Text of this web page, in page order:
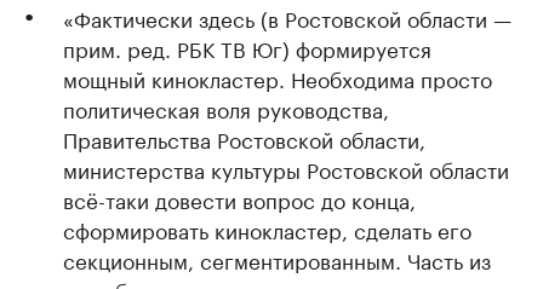
«Фактически здесь (в Ростовской области —
прим. ред. РБК ТВ Юг) формируется
мощный кинокластер. Необходима просто
политическая воля руководства,
Правительства Ростовской области,
министерства культуры Ростовской области
всё-таки довести вопрос до конца,
сформировать кинокластер, сделать его
секционным, сегментированным. Часть из